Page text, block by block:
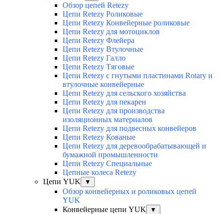
Обзор цепей Retezy
Цепи Retezy Роликовые
Цепи Retezy Конвейерные роликовые
Цепи Retezy для мотоциклов
Цепи Retezy Флейера
Цепи Retezy Втулочные
Цепи Retezy Галло
Цепи Retezy Tяговые
Цепи Retezy с гнутыми пластинами Rotary и
втулочные конвейерные
Цепи Retezy для сельского хозяйства
Цепи Retezy для пекарен
Цепи Retezy для производства
изоляционных материалов
Цепи Retezy для подвесных конвейеров
Цепи Retezy Кованые
Цепи Retezy для деревообрабатывающей и
бумажной промышленности
Цепи Retezy Специальные
Цепные колеса Retezy
Цепи YUK
▼
Обзор конвейерных и роликовых цепей
YUK
Конвейерные цепи YUK
▼